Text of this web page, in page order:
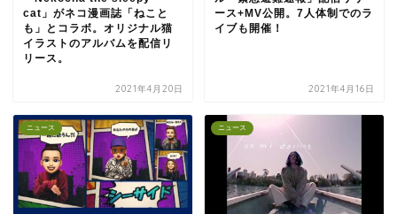
cat」がネコ漫画誌「ねこと
も」とコラボ。オリジナル猫
イラストのアルバムを配信リ
リース。
2021年4月20日
ース+MV公開。7人体制でのラ
イブも開催！
2021年4月16日
ニュース ニュース